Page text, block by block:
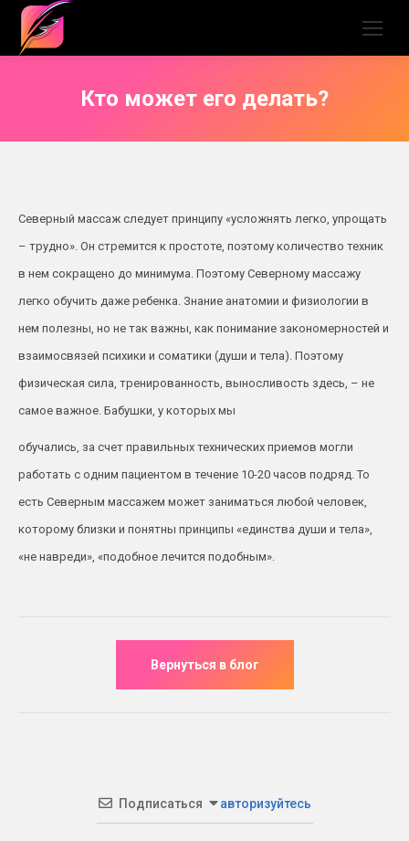
Кто может его делать?
Северный массаж следует принципу «усложнять легко, упрощать
– трудно». Он стремится к простоте, поэтому количество техник
в нем сокращено до минимума. Поэтому Северному массажу
легко обучить даже ребенка. Знание анатомии и физиологии в
нем полезны, но не так важны, как понимание закономерностей и
взаимосвязей психики и соматики (души и тела). Поэтому
физическая сила, тренированность, выносливость здесь, – не
самое важное. Бабушки, у которых мы
обучались, за счет правильных технических приемов могли
работать с одним пациентом в течение 10-20 часов подряд. То
есть Северным массажем может заниматься любой человек,
которому близки и понятны принципы «единства души и тела»,
«не навреди», «подобное лечится подобным».
Подписаться авторизуйтесь